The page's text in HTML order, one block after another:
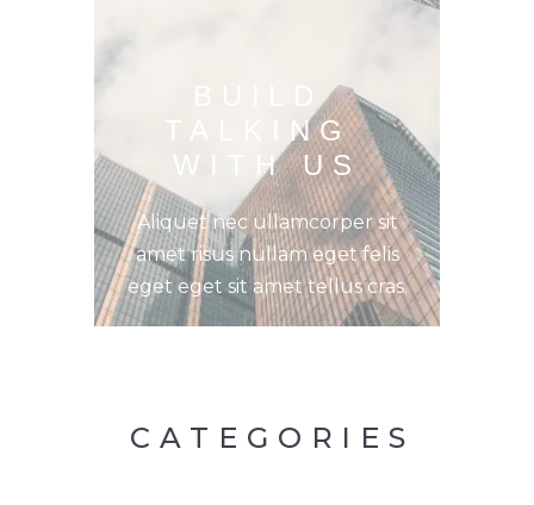
BUILD
TALKING
WITH US
Aliquet nec ullamcorper sit
amet risus nullam eget felis
eget eget sit amet tellus cras.
CATEGORIES